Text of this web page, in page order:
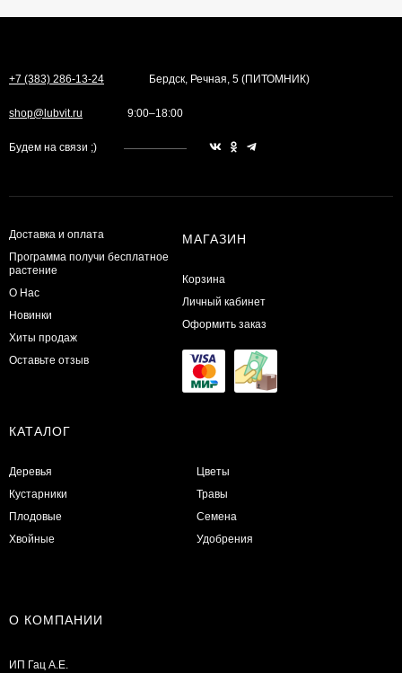
+7 (383) 286-13-24 Бердск, Речная, 5 (ПИТОМНИК)
shop@lubvit.ru 9:00–18:00
Будем на связи ;)
Доставка и оплата
Программа получи бесплатное
растение
О Нас
Новинки
Хиты продаж
Оставьте отзыв
МАГАЗИН
Корзина
Личный кабинет
Оформить заказ
КАТАЛОГ
Деревья
Кустарники
Плодовые
Хвойные
Цветы
Травы
Семена
Удобрения
О КОМПАНИИ
ИП Гац А.Е.